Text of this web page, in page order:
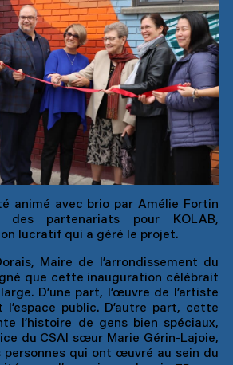
animé avec brio par Amélie Fortin
des partenariats pour KOLAB,
lucratif qui a géré le projet.
Maire de l’arrondissement du
que cette inauguration célébrait
D’une part, l’œuvre de l’artiste
l’espace public. D’autre part, cette
l’histoire de gens bien spéciaux,
du CSAI sœur Marie Gérin-Lajoie,
qui ont œuvré au sein du